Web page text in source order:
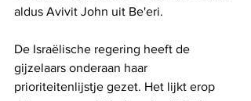
aldus Avivit John uit Be'eri.
De Israëlische regering heeft de
gijzelaars onderaan haar
prioriteitenlijstje gezet. Het lijkt erop